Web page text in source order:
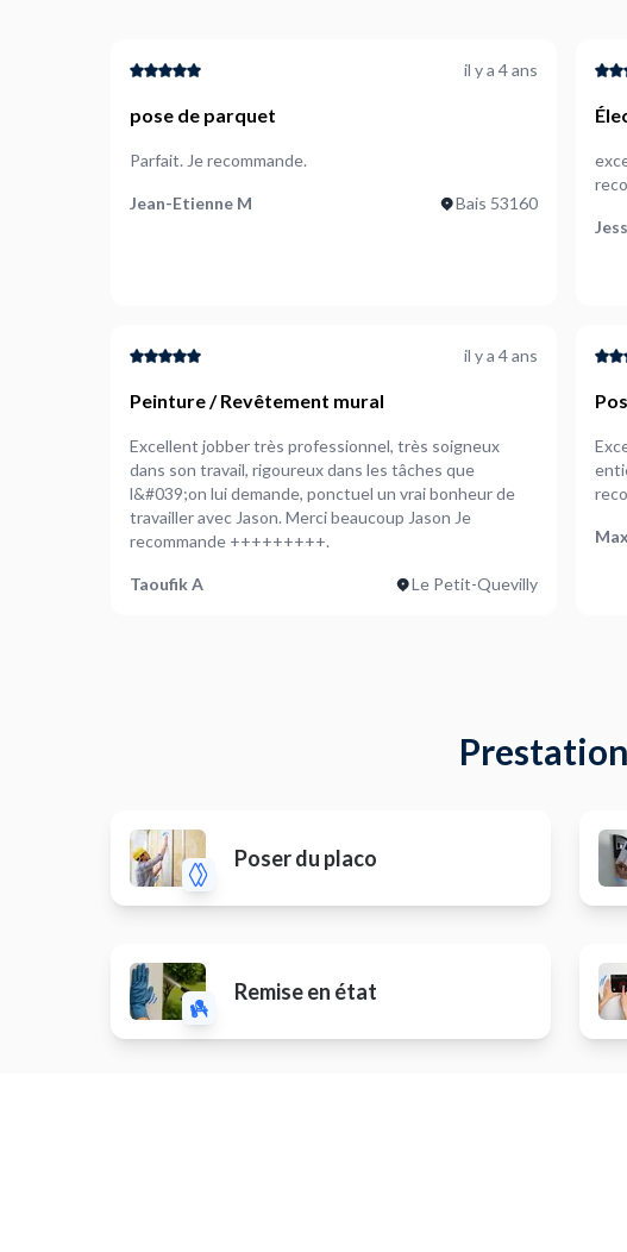
il y a 4 ans
pose de parquet
Parfait. Je recommande.
Jean-Etienne M Bais 53160
il y a 4 ans
Peinture / Revêtement mural
Excellent jobber très professionnel, très soigneux
dans son travail, rigoureux dans les tâches que
l&#039;on lui demande, ponctuel un vrai bonheur de
travailler avec Jason. Merci beaucoup Jason Je
recommande +++++++++.
Taoufik A Le Petit-Quevilly
Poser du placo
Remise en état